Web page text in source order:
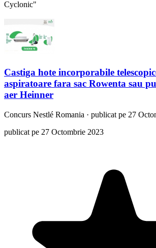
Cyclonic"
Castiga hote incorporabile
aspiratoare fara sac Rowenta sau
aer Heinner
Concurs Nestlé Romania · publicat pe 27
publicat pe 27 Octombrie 2023